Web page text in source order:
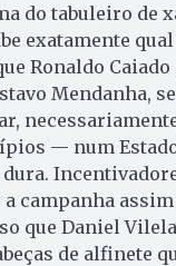
do tabuleiro de
exatamente
Ronaldo
Mendanha,
— num
campanha
que Daniel
de alfinete